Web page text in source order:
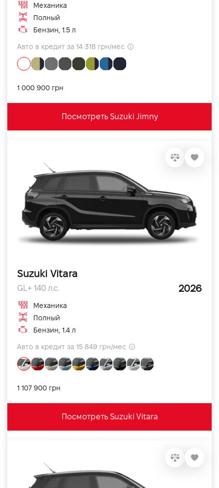
Механика
Полный
Бензин, 1.5 л
Авто в кредит за 14 318 грн/мес
1 000 900 грн
Посмотреть Suzuki Jimny
Suzuki Vitara
GL+ 140 л.с. 2026
Механика
Полный
Бензин, 1.4 л
Авто в кредит за 15 849 грн/мес
1 107 900 грн
Посмотреть Suzuki Vitara